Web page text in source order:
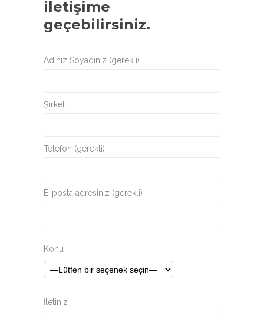
iletişime
geçebilirsiniz.
Adınız Soyadınız (gerekli)
Şirket
Telefon (gerekli)
E-posta adresiniz (gerekli)
Konu
İletiniz